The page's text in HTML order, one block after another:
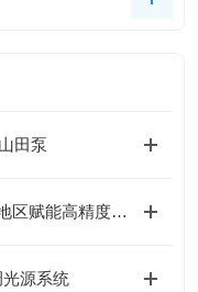
田泵
Epson爱普生（机器人/机械臂）西南地区赋能高精度自动化作业
源系统